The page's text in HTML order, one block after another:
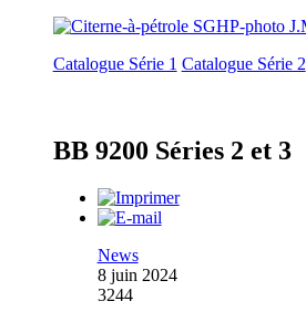
Catalogue Série 1 Catalogue Série 2
BB 9200 Séries 2 et 3
News
8 juin 2024
3244